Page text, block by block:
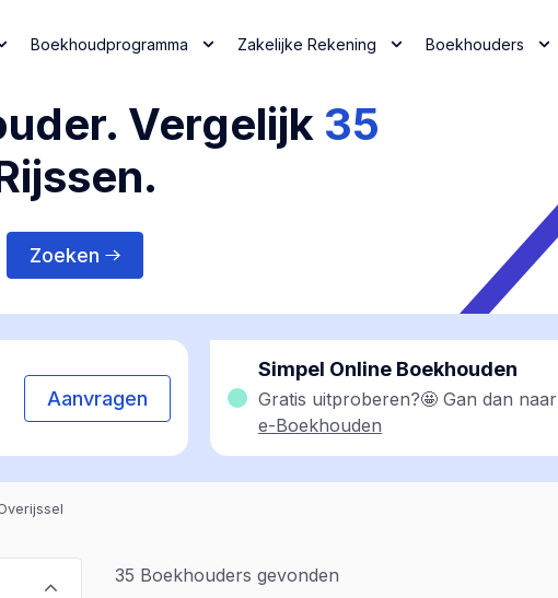
Boekhoudprogramma Zakelijke Rekening Boekhouders
Vergelijk 35
Zoeken
Aanvragen
Simpel Online Boekhouden
Gratis uitproberen?🤩 Gan dan naar
e-Boekhouden
35 Boekhouders gevonden